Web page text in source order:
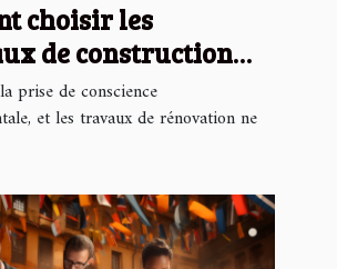
choisir les
de construction
pour réduire
de
de rénovation
prise de conscience
et les travaux de rénovation ne